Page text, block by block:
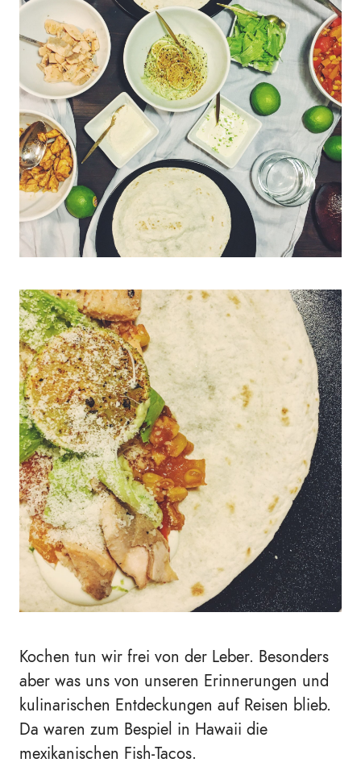
Kochen tun wir frei von der Leber. Besonders
aber was uns von unseren Erinnerungen und
kulinarischen Entdeckungen auf Reisen blieb.
Da waren zum Bespiel in Hawaii die
mexikanischen Fish-Tacos.